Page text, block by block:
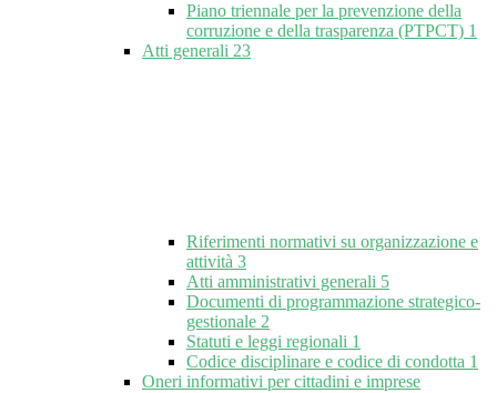
Piano triennale per la prevenzione della
corruzione e della trasparenza (PTPCT) 1
Atti generali 23
Riferimenti normativi su organizzazione e
attività 3
Atti amministrativi generali 5
Documenti di programmazione strategico-
gestionale 2
Statuti e leggi regionali 1
Codice disciplinare e codice di condotta 1
Oneri informativi per cittadini e imprese